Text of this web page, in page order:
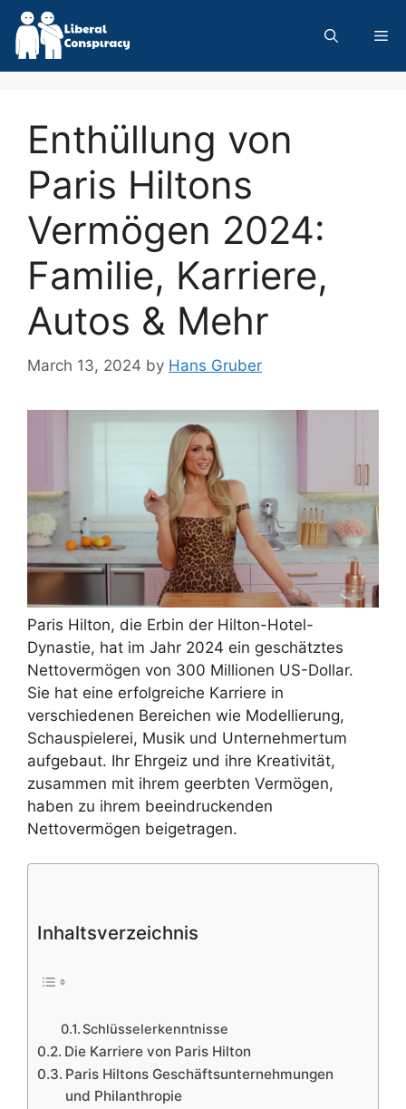
Skip
content
Enthüllung von
Paris Hiltons
Vermögen 2024:
Familie, Karriere,
Autos & Mehr
March 13, 2024 by Hans Gruber
Paris Hilton, die Erbin der Hilton-Hotel-
Dynastie, hat im Jahr 2024 ein geschätztes
Nettovermögen von 300 Millionen US-Dollar.
Sie hat eine erfolgreiche Karriere in
verschiedenen Bereichen wie Modellierung,
Schauspielerei, Musik und Unternehmertum
aufgebaut. Ihr Ehrgeiz und ihre Kreativität,
zusammen mit ihrem geerbten Vermögen,
haben zu ihrem beeindruckenden
Nettovermögen beigetragen.
Inhaltsverzeichnis
Schlüsselerkenntnisse
Die Karriere von Paris Hilton
Paris Hiltons Geschäftsunternehmungen
und Philanthropie